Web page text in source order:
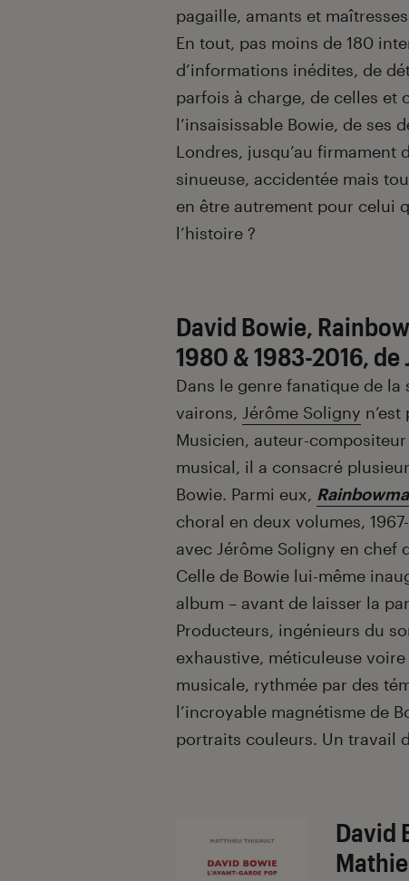
pagaille, amants et
En tout, pas moins de 180
d’informations inédites, de
parfois à charge, de celles et
l’insaisissable Bowie, de ses
Londres, jusqu’au firmament
sinueuse, accidentée mais
en être autrement pour celui
l’histoire ?
David Bowie,
1980 & 1983-2016,
Dans le genre fanatique de la
vairons, Jérôme Soligny
Musicien, auteur-
musical, il a consacré
Bowie. Parmi eux,
choral en deux volumes,
avec Jérôme Soligny en chef
Celle de Bowie lui-même
album – avant de laisser la
Producteurs, ingénieurs du
exhaustive, méticuleuse
musicale, rythmée par des
l’incroyable magnétisme de
portraits couleurs. Un travail
David